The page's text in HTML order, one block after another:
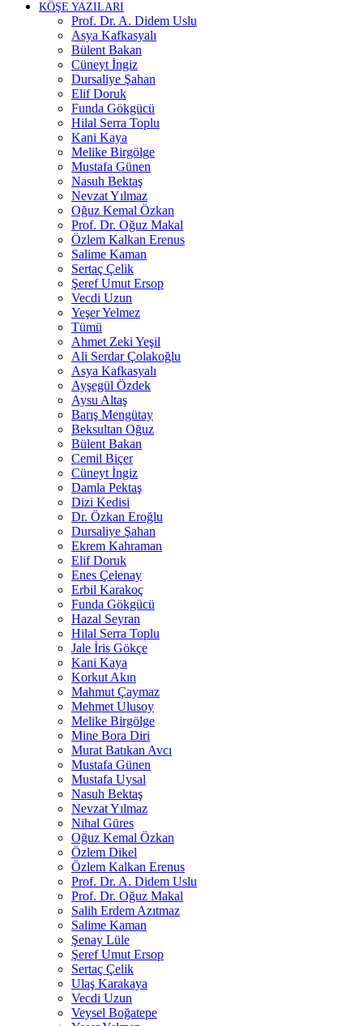
KÖŞE YAZILARI
Prof. Dr. A. Didem Uslu
Asya Kafkasyalı
Bülent Bakan
Cüneyt İngiz
Dursaliye Şahan
Elif Doruk
Funda Gökgücü
Hilal Serra Toplu
Kani Kaya
Melike Birgölge
Mustafa Günen
Nasuh Bektaş
Nevzat Yılmaz
Oğuz Kemal Özkan
Prof. Dr. Oğuz Makal
Özlem Kalkan Erenus
Salime Kaman
Sertaç Çelik
Şeref Umut Ersop
Vecdi Uzun
Yeşer Yelmez
Tümü
Ahmet Zeki Yeşil
Ali Serdar Çolakoğlu
Asya Kafkasyalı
Ayşegül Özdek
Aysu Altaş
Barış Mengütay
Beksultan Oğuz
Bülent Bakan
Cemil Biçer
Cüneyt İngiz
Damla Pektaş
Dizi Kedisi
Dr. Özkan Eroğlu
Dursaliye Şahan
Ekrem Kahraman
Elif Doruk
Enes Çelenay
Erbil Karakoç
Funda Gökgücü
Hazal Seyran
Hilal Serra Toplu
Jale İris Gökçe
Kani Kaya
Korkut Akın
Mahmut Çaymaz
Mehmet Ulusoy
Melike Birgölge
Mine Bora Diri
Murat Batıkan Avcı
Mustafa Günen
Mustafa Uysal
Nasuh Bektaş
Nevzat Yılmaz
Nihal Güres
Oğuz Kemal Özkan
Özlem Dikel
Özlem Kalkan Erenus
Prof. Dr. A. Didem Uslu
Prof. Dr. Oğuz Makal
Salih Erdem Azıtmaz
Salime Kaman
Şenay Lüle
Şeref Umut Ersop
Sertaç Çelik
Ulaş Karakaya
Vecdi Uzun
Veysel Boğatepe